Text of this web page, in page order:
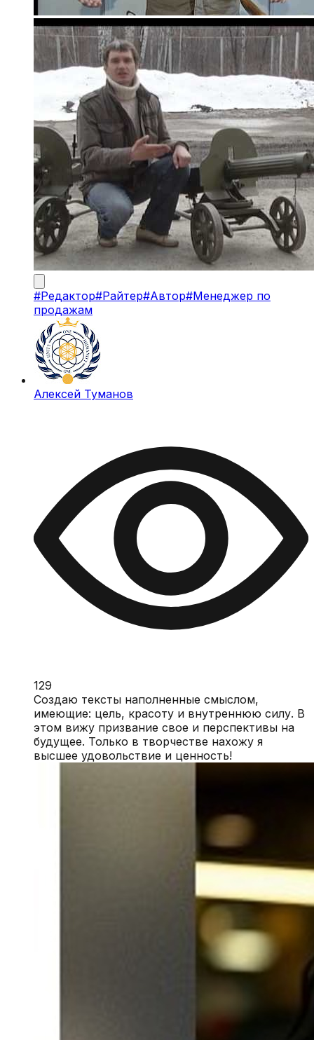
#Редактор#Райтер#Автор#Менеджер по
продажам
Алексей Туманов
129
Создаю тексты наполненные смыслом,
имеющие: цель, красоту и внутреннюю силу. В
этом вижу призвание свое и перспективы на
будущее. Только в творчестве нахожу я
высшее удовольствие и ценность!